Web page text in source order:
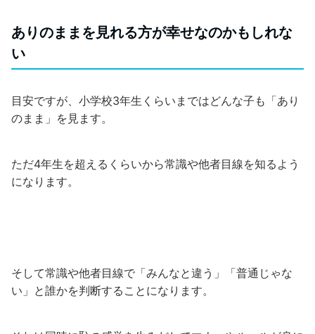
ありのままを見れる方が幸せなのかもしれな
い
目安ですが、小学校3年生くらいまではどんな子も「あり
のまま」を見ます。
ただ4年生を超えるくらいから常識や他者目線を知るよう
になります。
そして常識や他者目線で「みんなと違う」「普通じゃな
い」と誰かを判断することになります。